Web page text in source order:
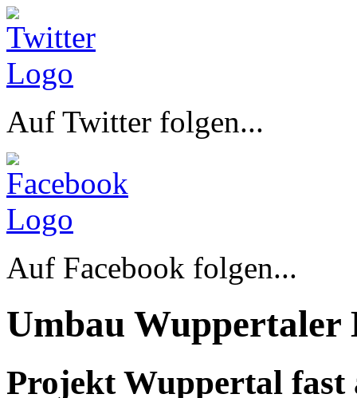
Auf Twitter folgen...
Auf Facebook folgen...
Umbau Wuppertaler
Projekt Wuppertal fast